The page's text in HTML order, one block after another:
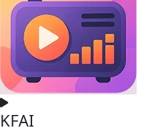
KFAI